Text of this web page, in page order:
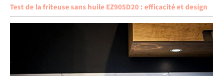
Test de la friteuse sans huile EZ905D20 : efficacité et design